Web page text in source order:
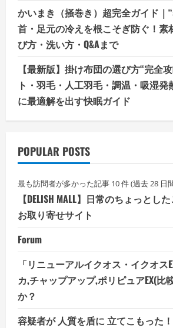
かいまき（掻巻き）超完全ガイド｜
首・足元の冷えを根こそぎ防ぐ！素
び方・洗い方・Q&Aまで
【最新版】掛け布団の選び方“完全
ト・羽毛・人工羽毛・調温・吸湿
に最適解を出す快眠ガイド
POPULAR POSTS
最も訪問者が多かった記事 10 件 (過去 28 日
【DELISH MALL】日常のちょっとし
お取り寄せサイト
Forum
「リニューアルイクオス・イクオス
カ,チャップアップ,ポリピュアEX(比
か？
容疑者が 人質を盾に 立てこもった